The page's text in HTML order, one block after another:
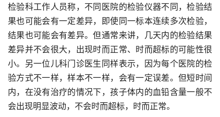
检验科工作人员称，不同医院的检验仪器不同，检验结
果也可能会有一定差异，即使同一标本连续多次检验，
结果也可能会有差异。但通常来讲，几天内的检验结果
差异并不会很大，出现时而正常、时而超标的可能性很
小。另一位儿科门诊医生同样表示，因为每个医院的检
验方式不一样，样本不一样，会有一定误差。但短时间
内，在没有治疗的情况下，孩子体内的血铅含量一般不
会出现明显波动，不会时而超标，时而正常。